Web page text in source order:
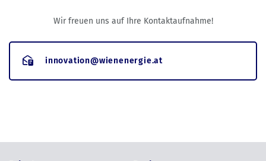
Wir freuen uns auf Ihre Kontaktaufnahme!
innovation@wienenergie.at